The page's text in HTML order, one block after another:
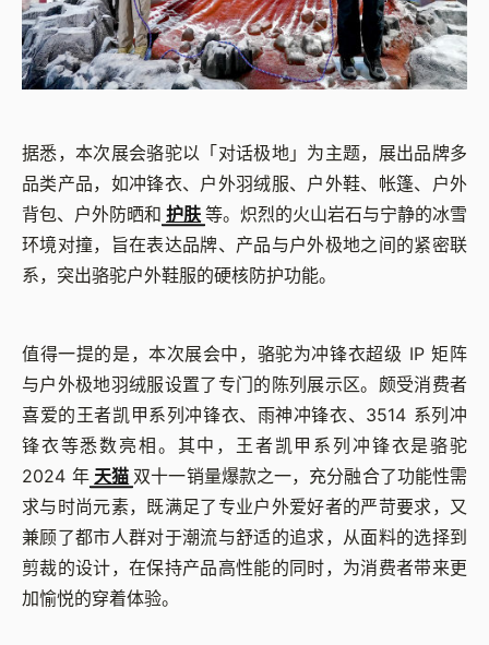
据悉，本次展会骆驼以「对话极地」为主题，展出品牌多
品类产品，如冲锋衣、户外羽绒服、户外鞋、帐篷、户外
背包、户外防晒和 护肤 等。炽烈的火山岩石与宁静的冰雪
环境对撞，旨在表达品牌、产品与户外极地之间的紧密联
系，突出骆驼户外鞋服的硬核防护功能。
值得一提的是，本次展会中，骆驼为冲锋衣超级 IP 矩阵
与户外极地羽绒服设置了专门的陈列展示区。颇受消费者
喜爱的王者凯甲系列冲锋衣、雨神冲锋衣、3514 系列冲
锋衣等悉数亮相。其中，王者凯甲系列冲锋衣是骆驼
2024 年 天猫 双十一销量爆款之一，充分融合了功能性需
求与时尚元素，既满足了专业户外爱好者的严苛要求，又
兼顾了都市人群对于潮流与舒适的追求，从面料的选择到
剪裁的设计，在保持产品高性能的同时，为消费者带来更
加愉悦的穿着体验。